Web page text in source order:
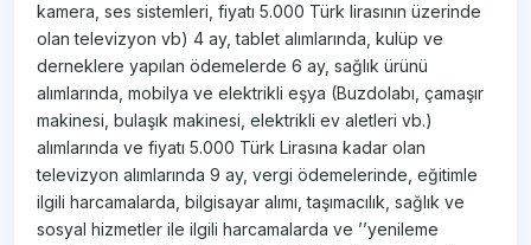
kamera, ses sistemleri, fiyatı 5.000 Türk lirasının üzerinde
olan televizyon vb) 4 ay, tablet alımlarında, kulüp ve
derneklere yapılan ödemelerde 6 ay, sağlık ürünü
alımlarında, mobilya ve elektrikli eşya (Buzdolabı, çamaşır
makinesi, bulaşık makinesi, elektrikli ev aletleri vb.)
alımlarında ve fiyatı 5.000 Türk Lirasına kadar olan
televizyon alımlarında 9 ay, vergi ödemelerinde, eğitimle
ilgili harcamalarda, bilgisayar alımı, taşımacılık, sağlık ve
sosyal hizmetler ile ilgili harcamalarda ve ’’yenileme